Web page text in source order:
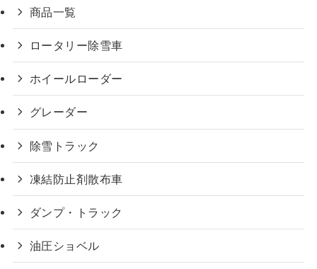
商品一覧
ロータリー除雪車
ホイールローダー
グレーダー
除雪トラック
凍結防止剤散布車
ダンプ・トラック
油圧ショベル